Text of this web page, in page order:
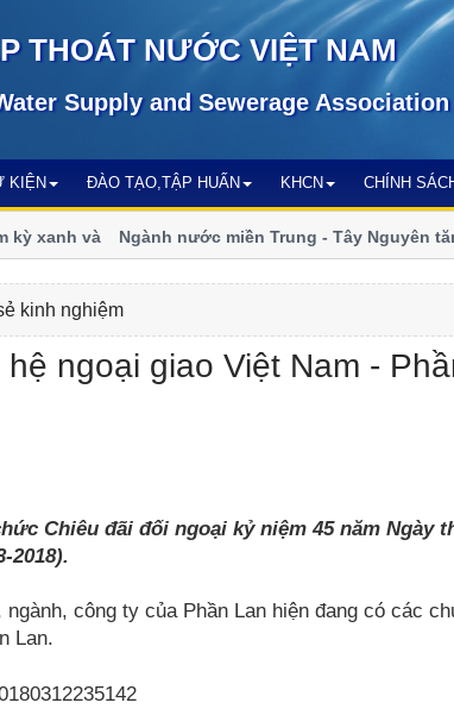
THOÁT NƯỚC VIỆT NAM
Supply and Sewerage Association
KIỆN ĐÀO TẠO,TẬP HUẤN KHCN CHÍNH
và
Ngành nước miền Trung - Tây Nguyên tăng
đổi khí hậu
kinh nghiệm
ngoại giao Việt Nam -
Chiêu đãi đối ngoại kỷ niệm 45 năm Ngày
2018).
công ty của Phần Lan hiện đang có các
Lan.